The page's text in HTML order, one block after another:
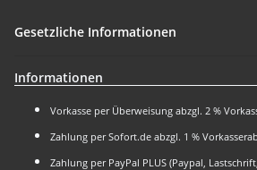
Gesetzliche Informationen
Informationen
Vorkasse per Überweisung abzgl. 2 %
Zahlung per Sofort.de abzgl. 1 %
Zahlung per PayPal PLUS (Paypal,